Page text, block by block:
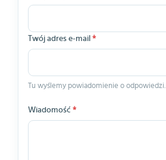
Twój adres e-mail *
Tu wyślemy powiadomienie o odpowiedzi.
Wiadomość *